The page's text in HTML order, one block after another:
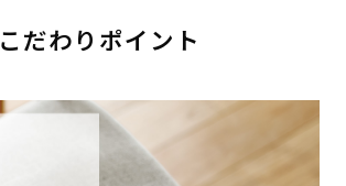
こだわりポイント